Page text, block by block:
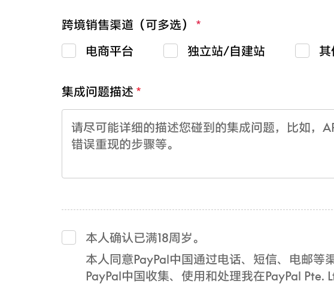
跨境销售渠道（可多选）
电商平台
独立站/自建站 其
集成问题描述
本人确认已满18周岁。
本人同意PayPal中国通过电话、短信、电邮
PayPal中国收集、使用和处理我在PayPal